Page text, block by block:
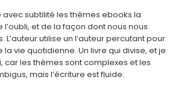
subtilité les thèmes ebooks la
et de la façon dont nous nous
utilise un l’auteur percutant pour
vie quotidienne. Un livre qui divise, et je
les thèmes sont complexes et les
mais l’écriture est fluide.